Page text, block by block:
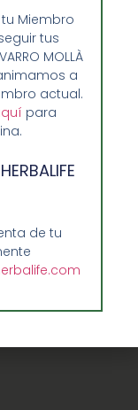
Miembro
tus
MOLLÀ
a
actual.
para
de tu